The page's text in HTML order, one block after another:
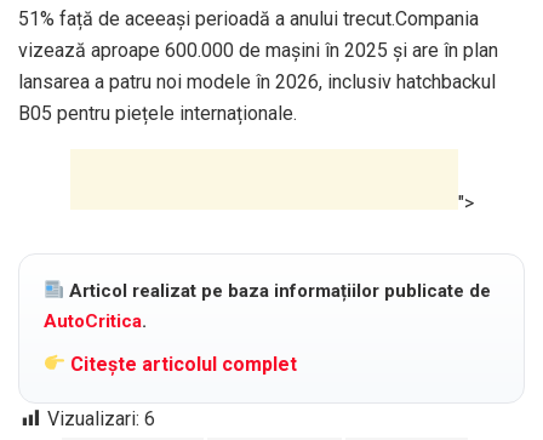
51% față de aceeași perioadă a anului trecut.Compania
vizează aproape 600.000 de mașini în 2025 și are în plan
lansarea a patru noi modele în 2026, inclusiv hatchbackul
B05 pentru piețele internaționale.
">
Articol realizat pe baza informațiilor publicate de
AutoCritica.
Citește articolul complet
Vizualizari: 6